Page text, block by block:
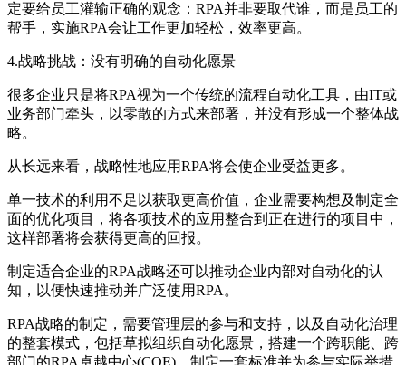
定要给员工灌输正确的观念：RPA并非要取代谁，而是员工的
帮手，实施RPA会让工作更加轻松，效率更高。
4.战略挑战：没有明确的自动化愿景
很多企业只是将RPA视为一个传统的流程自动化工具，由IT或
业务部门牵头，以零散的方式来部署，并没有形成一个整体战
略。
从长远来看，战略性地应用RPA将会使企业受益更多。
单一技术的利用不足以获取更高价值，企业需要构想及制定全
面的优化项目，将各项技术的应用整合到正在进行的项目中，
这样部署将会获得更高的回报。
制定适合企业的RPA战略还可以推动企业内部对自动化的认
知，以便快速推动并广泛使用RPA。
RPA战略的制定，需要管理层的参与和支持，以及自动化治理
的整套模式，包括草拟组织自动化愿景，搭建一个跨职能、跨